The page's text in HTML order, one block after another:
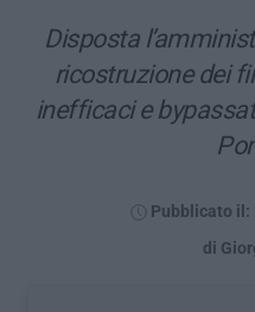
Disposta
ricostruzione dei
inefficaci e
Pubblicato il:
di